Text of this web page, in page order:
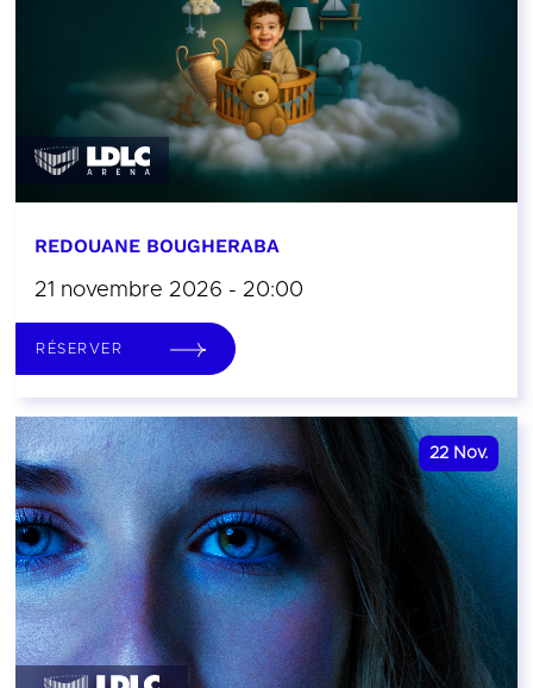
REDOUANE BOUGHERABA
21 novembre 2026 - 20:00
RÉSERVER
22 Nov.